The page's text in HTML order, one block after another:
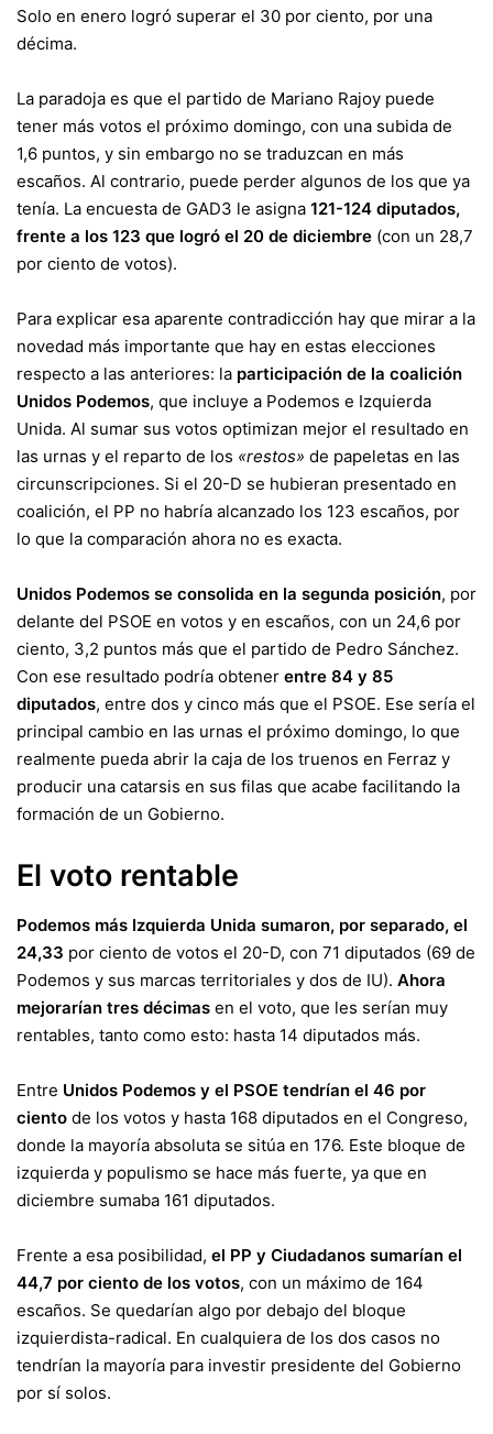
Solo en enero logró superar el 30 por ciento, por una
décima.
La paradoja es que el partido de Mariano Rajoy puede
tener más votos el próximo domingo, con una subida de
1,6 puntos, y sin embargo no se traduzcan en más
escaños. Al contrario, puede perder algunos de los que ya
tenía. La encuesta de GAD3 le asigna 121-124 diputados,
frente a los 123 que logró el 20 de diciembre (con un 28,7
por ciento de votos).
Para explicar esa aparente contradicción hay que mirar a la
novedad más importante que hay en estas elecciones
respecto a las anteriores: la participación de la coalición
Unidos Podemos, que incluye a Podemos e Izquierda
Unida. Al sumar sus votos optimizan mejor el resultado en
las urnas y el reparto de los «restos» de papeletas en las
circunscripciones. Si el 20-D se hubieran presentado en
coalición, el PP no habría alcanzado los 123 escaños, por
lo que la comparación ahora no es exacta.
Unidos Podemos se consolida en la segunda posición, por
delante del PSOE en votos y en escaños, con un 24,6 por
ciento, 3,2 puntos más que el partido de Pedro Sánchez.
Con ese resultado podría obtener entre 84 y 85
diputados, entre dos y cinco más que el PSOE. Ese sería el
principal cambio en las urnas el próximo domingo, lo que
realmente pueda abrir la caja de los truenos en Ferraz y
producir una catarsis en sus filas que acabe facilitando la
formación de un Gobierno.
El voto rentable
Podemos más Izquierda Unida sumaron, por separado, el
24,33 por ciento de votos el 20-D, con 71 diputados (69 de
Podemos y sus marcas territoriales y dos de IU). Ahora
mejorarían tres décimas en el voto, que les serían muy
rentables, tanto como esto: hasta 14 diputados más.
Entre Unidos Podemos y el PSOE tendrían el 46 por
ciento de los votos y hasta 168 diputados en el Congreso,
donde la mayoría absoluta se sitúa en 176. Este bloque de
izquierda y populismo se hace más fuerte, ya que en
diciembre sumaba 161 diputados.
Frente a esa posibilidad, el PP y Ciudadanos sumarían el
44,7 por ciento de los votos, con un máximo de 164
escaños. Se quedarían algo por debajo del bloque
izquierdista-radical. En cualquiera de los dos casos no
tendrían la mayoría para investir presidente del Gobierno
por sí solos.